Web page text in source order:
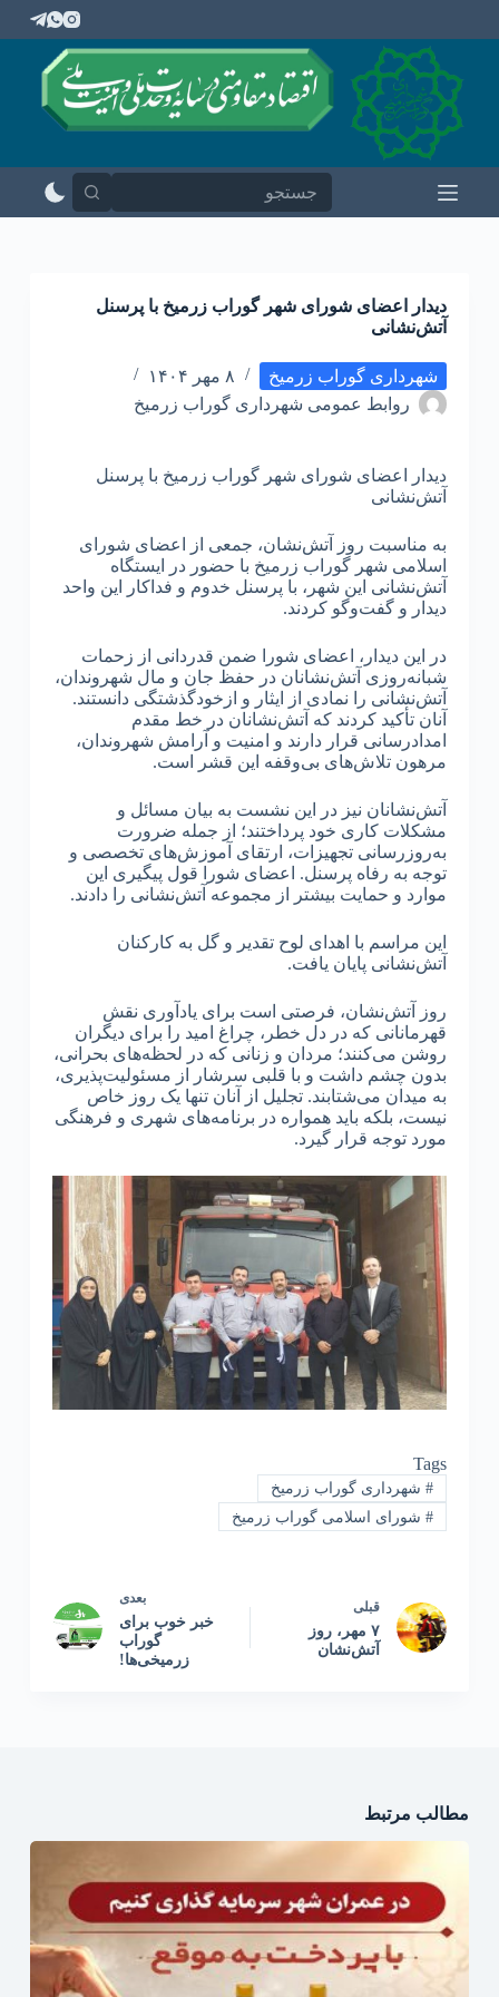
ر
ت
دیدار اعضای شورای شهر گوراب زرمیخ با پرسنل
آتش‌نشانی
شهرداری گوراب زرمیخ
۸ مهر ۱۴۰۴
روابط عمومی شهرداری گوراب زرمیخ
دیدار اعضای شورای شهر گوراب زرمیخ با پرسنل
آتش‌نشانی
به مناسبت روز آتش‌نشان، جمعی از اعضای شورای
اسلامی شهر گوراب زرمیخ با حضور در ایستگاه
آتش‌نشانی این شهر، با پرسنل خدوم و فداکار این واحد
دیدار و گفت‌وگو کردند.
در این دیدار، اعضای شورا ضمن قدردانی از زحمات
شبانه‌روزی آتش‌نشانان در حفظ جان و مال شهروندان،
آتش‌نشانی را نمادی از ایثار و ازخودگذشتگی دانستند.
آنان تأکید کردند که آتش‌نشانان در خط مقدم
امدادرسانی قرار دارند و امنیت و آرامش شهروندان،
مرهون تلاش‌های بی‌وقفه این قشر است.
آتش‌نشانان نیز در این نشست به بیان مسائل و
مشکلات کاری خود پرداختند؛ از جمله ضرورت
به‌روزرسانی تجهیزات، ارتقای آموزش‌های تخصصی و
توجه به رفاه پرسنل. اعضای شورا قول پیگیری این
موارد و حمایت بیشتر از مجموعه آتش‌نشانی را دادند.
این مراسم با اهدای لوح تقدیر و گل به کارکنان
آتش‌نشانی پایان یافت.
روز آتش‌نشان، فرصتی است برای یادآوری نقش
قهرمانانی که در دل خطر، چراغ امید را برای دیگران
روشن می‌کنند؛ مردان و زنانی که در لحظه‌های بحرانی،
بدون چشم داشت و با قلبی سرشار از مسئولیت‌پذیری،
به میدان می‌شتابند. تجلیل از آنان تنها یک روز خاص
نیست، بلکه باید همواره در برنامه‌های شهری و فرهنگی
مورد توجه قرار گیرد.
Tags
#شهرداری گوراب زرمیخ
#شورای اسلامی گوراب زرمیخ
قبلی
۷ مهر، روز
آتش‌نشان
بعدی
خبر خوب برای
گوراب
زرمیخی‌ها!
مطالب مرتبط